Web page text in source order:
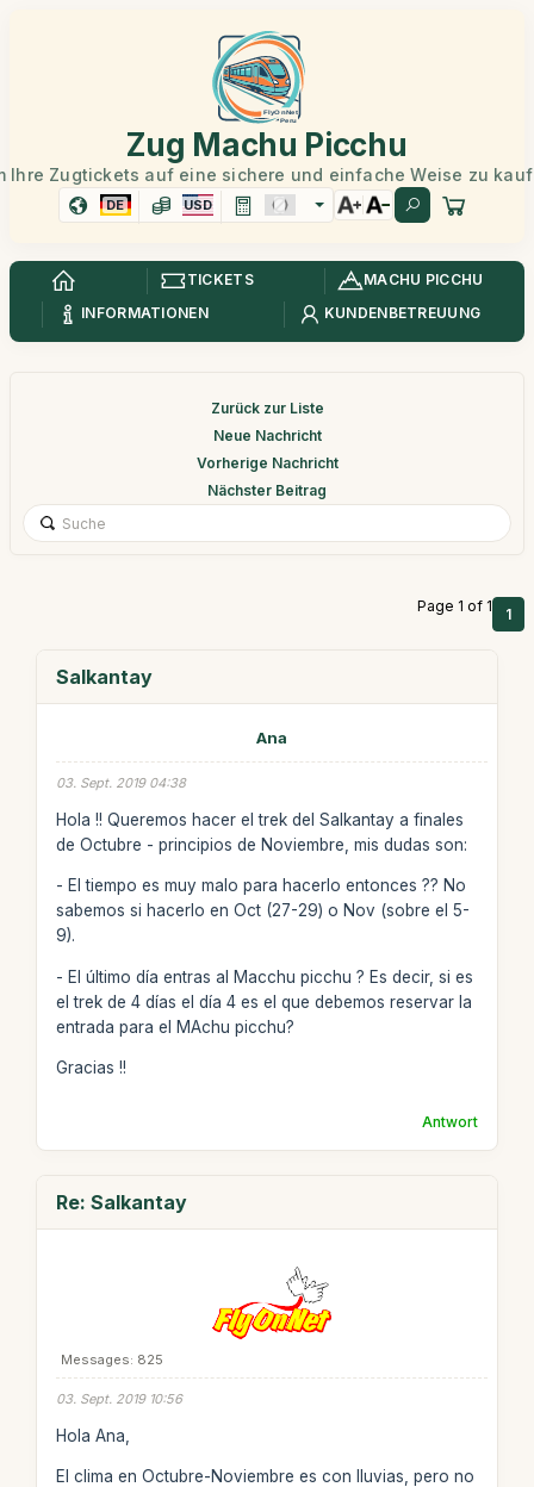
Zug Machu Picchu
Ihre Zugtickets auf eine sichere und einfache Weise zu
DE USD
TICKETS
MACHU PICCHU
INFORMATIONEN
KUNDENBETREUUNG
Zurück zur Liste
Neue Nachricht
Vorherige Nachricht
Nächster Beitrag
Page 1 of 1 1
Salkantay
Ana
03. Sept. 2019 04:38
Hola !! Queremos hacer el trek del Salkantay a finales
de Octubre - principios de Noviembre, mis dudas son:
- El tiempo es muy malo para hacerlo entonces ?? No
sabemos si hacerlo en Oct (27-29) o Nov (sobre el 5-
9).
- El último día entras al Macchu picchu ? Es decir, si es
el trek de 4 días el día 4 es el que debemos reservar la
entrada para el MAchu picchu?
Gracias !!
Antwort
Re: Salkantay
Messages: 825
03. Sept. 2019 10:56
Hola Ana,
El clima en Octubre-Noviembre es con lluvias, pero no